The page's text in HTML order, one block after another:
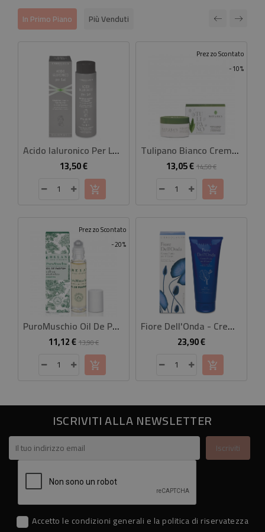
In Primo Piano Più Venduti
Acido Ialuronico Per Lui Shampoo Doccia Tonificante
13,50 €Prezzo
-20%
Prezzo Scontato
PuroMuschio Oil De Parfum 10 Ml
11,12 €Prezzo
base
13,90 €Prezzo
-10%
Prezzo Scontato
Tulipano Bianco Crema Corpo Illuminante 100 Ml
13,05 €Prezzo
base
14,50 €Prezzo
Fiore Dell'Onda - Crema Fluida Corpo
23,90 €Prezzo
ISCRIVITI ALLA NEWSLETTER
Accetto le condizioni generali e la politica di riservatezza